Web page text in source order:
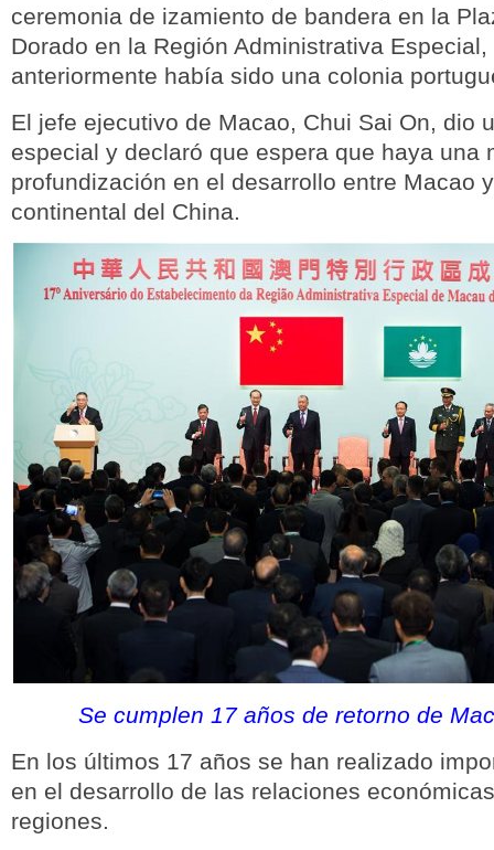
ceremonia de izamiento de bandera en la
Dorado en la Región Administrativa Especial,
anteriormente había sido una colonia
El jefe ejecutivo de Macao, Chui Sai On, dio
especial y declaró que espera que haya una
profundización en el desarrollo entre Macao
continental del China.
Se cumplen 17 años de retorno de
En los últimos 17 años se han realizado
en el desarrollo de las relaciones
regiones.